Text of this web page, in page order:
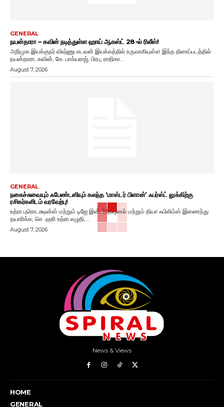
GENERAL
நயன்தாரா – கவின் நடித்துள்ள ஹாய் ஆகஸ்ட் 28-ல் ரிலீஸ்!
அறிமுக இயக்குநர் விஷ்ணு எடவன் இயக்கத்தில் உருவாகியுள்ள இந்த திரைப்படத்தில்
நயன்தாரா, கவின், கே. பாக்யராஜ், பிரபு, ராதிகா...
August 7, 2026
GENERAL
நகைச்சுவையும் ஃபேண்டஸியும் கலந்த ‘மாஸ்டர் பிளான்’ ஃபர்ஸ்ட் லுக்கிற்கு
ரசிகர்களிடம் வரவேற்பு!
உத்ரா புரொடக்ஷன்ஸ் மற்றும் டிஜே இன்டர்நேஷனல் மற்றும் தியா ஃபிலிம்ஸ் இணைந்து
தயாரிக்க, செ. ஹரி உத்ரா எழுதி,...
August 7, 2026
News & Views
HOME
GENERAL